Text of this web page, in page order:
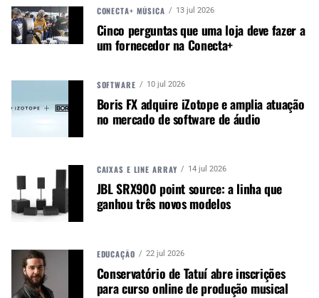
CONECTA+ MÚSICA 13 jul 2026
Cinco perguntas que uma loja deve fazer a
um fornecedor na Conecta+
SOFTWARE 10 jul 2026
Boris FX adquire iZotope e amplia atuação
no mercado de software de áudio
CAIXAS E LINE ARRAY 14 jul 2026
JBL SRX900 point source: a linha que
ganhou três novos modelos
EDUCAÇÃO 22 jul 2026
Conservatório de Tatuí abre inscrições
para curso online de produção musical